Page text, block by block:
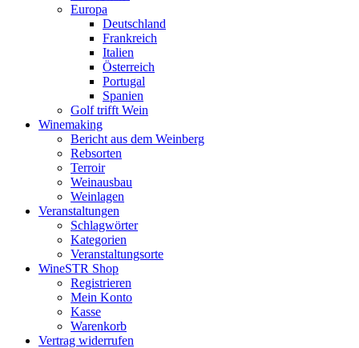
Europa
Deutschland
Frankreich
Italien
Österreich
Portugal
Spanien
Golf trifft Wein
Winemaking
Bericht aus dem Weinberg
Rebsorten
Terroir
Weinausbau
Weinlagen
Veranstaltungen
Schlagwörter
Kategorien
Veranstaltungsorte
WineSTR Shop
Registrieren
Mein Konto
Kasse
Warenkorb
Vertrag widerrufen